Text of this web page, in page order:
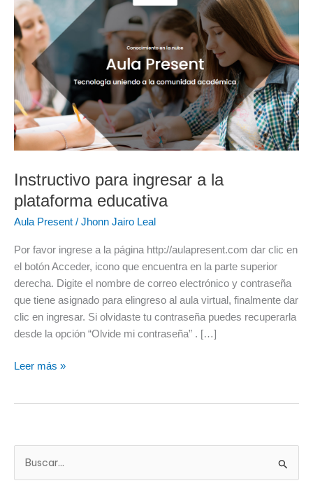
Instructivo para ingresar a la
plataforma educativa
Aula Present / Jhonn Jairo Leal
Por favor ingrese a la página http://aulapresent.com dar clic en
el botón Acceder, icono que encuentra en la parte superior
derecha. Digite el nombre de correo electrónico y contraseña
que tiene asignado para elingreso al aula virtual, finalmente dar
clic en ingresar. Si olvidaste tu contraseña puedes recuperarla
desde la opción “Olvide mi contraseña” . […]
la
plataforma
educativa
Leer más »